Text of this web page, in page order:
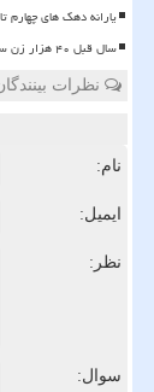
یارانه دهک های چهارم
سال قبل ۴۰ هزار زن سرپرست خانوار صاحب مسکن شدند
نظرات
نام:
ایمیل:
نظر:
سوال: